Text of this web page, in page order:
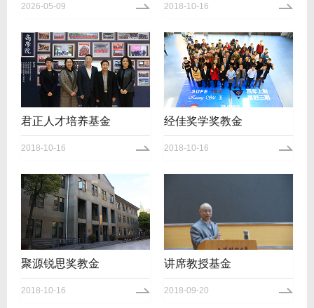
2026-05-09 2018-10-16
君正人才培养基金
2018-10-16
经佳奖学奖教金
2018-10-16
聚源锐思奖教金
2018-10-16
讲席教授基金
2018-09-20